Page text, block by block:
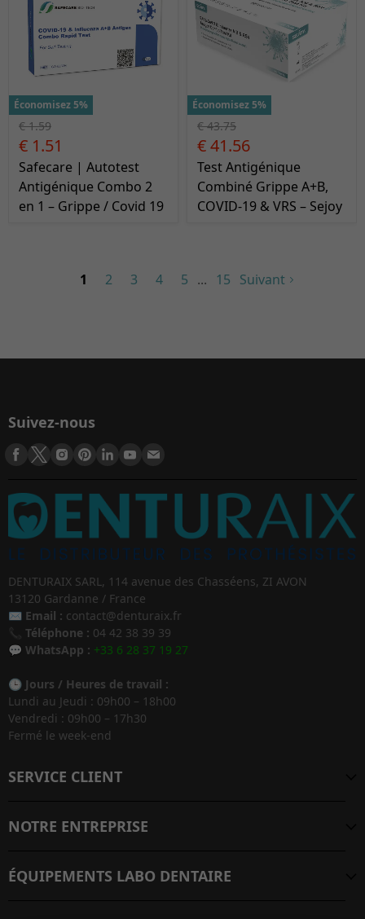
Économisez 5%
€ 1.59
€ 1.51
Safecare | Autotest
Antigénique Combo 2
en 1 – Grippe / Covid 19
Économisez 5%
€ 43.75
€ 41.56
Test Antigénique
Combiné Grippe A+B,
COVID-19 & VRS – Sejoy
1 2 3 4 5 15 Suivant
Suivez-nous
DENTURAIX SARL, 114 avenue des Chasséens, ZI AVON
13120 Gardanne / France
✉️ Email : contact@denturaix.fr
Téléphone : 04 42 38 39 39
💬 WhatsApp : +33 6 28 37 19 27
🕒 Jours / Heures de travail :
Lundi au Jeudi : 09h00 – 18h00
Vendredi : 09h00 – 17h30
Fermé le week-end
SERVICE CLIENT
NOTRE ENTREPRISE
ÉQUIPEMENTS LABO DENTAIRE